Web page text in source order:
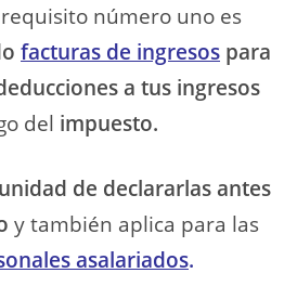
número uno es
facturas de ingresos para
a tus ingresos
del impuesto.
de declararlas antes
y también aplica para las
asalariados.